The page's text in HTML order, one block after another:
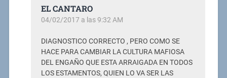
EL CANTARO
04/02/2017 a las 9:32 AM
DIAGNOSTICO CORRECTO , PERO COMO SE
HACE PARA CAMBIAR LA CULTURA MAFIOSA
DEL ENGAÑO QUE ESTA ARRAIGADA EN TODOS
LOS ESTAMENTOS, QUIEN LO VA SER LAS